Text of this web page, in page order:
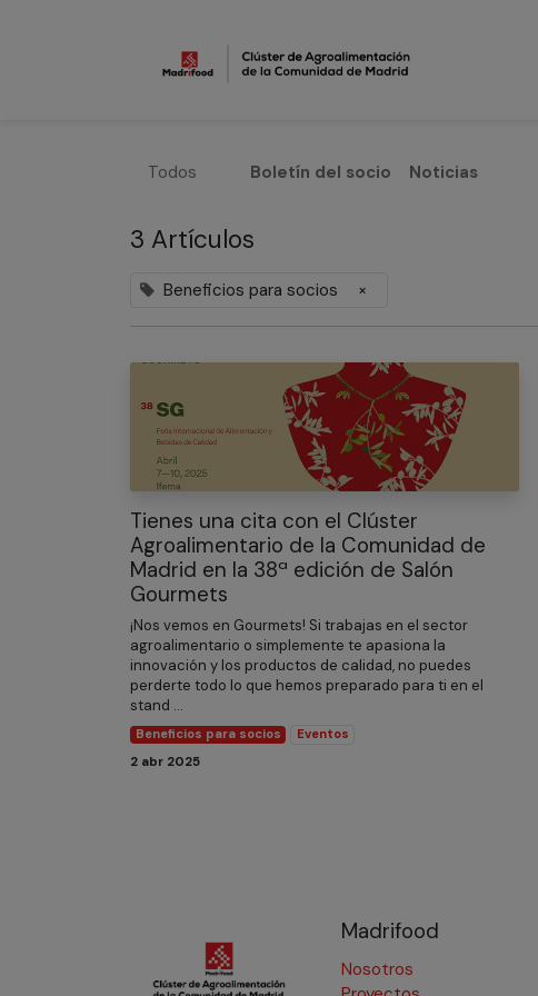
Todos Boletín del socio ​Noticias
3 Artículos
Beneficios para socios ×
Tienes una cita con el Clúster
Agroalimentario de la Comunidad de
Madrid en la 38ª edición de Salón
Gourmets
¡Nos vemos en Gourmets! Si trabajas en el sector
agroalimentario o simplemente te apasiona la
innovación y los productos de calidad, no puedes
perderte todo lo que hemos preparado para ti en el
stand ...
Beneficios para socios Eventos
2 abr 2025
Madrifood
Nosotros